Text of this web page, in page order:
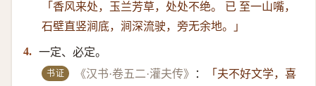
「香风来处，玉兰芳草，处处不绝。 已 至一山嘴，
石壁直竖涧底，涧深流驶，旁无余地。」
4. 一定、必定。
书证 《汉书·卷五二·灌夫传》 ： 「夫不好文学，喜